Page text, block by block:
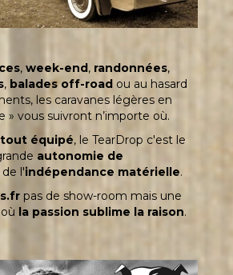
, week-end , randonnées,
, balades off-road ou au hasard
les caravanes légères en
» vous suivront n’importe où.
tout équipé, le TearDrop c'est le
autonomie de
l'indépendance matérielle.
pas de show-room mais une
la passion sublime la raison.